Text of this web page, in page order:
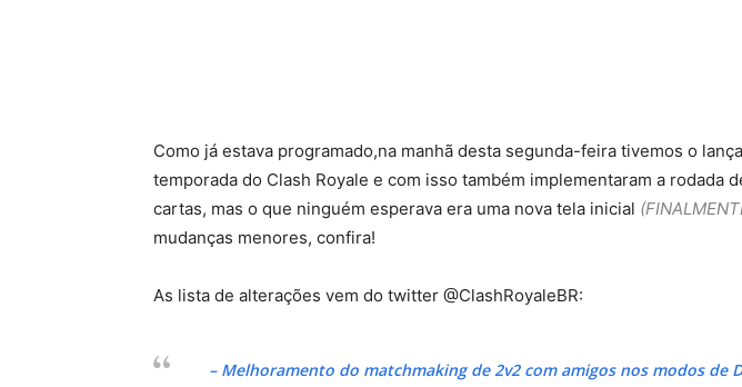
Como já estava programado,na manhã desta segunda-feira tivemos o
temporada do Clash Royale e com isso também implementaram a rodada
cartas, mas o que ninguém esperava era uma nova tela inicial
mudanças menores, confira!
As lista de alterações vem do twitter @ClashRoyaleBR:
– Melhoramento do matchmaking de 2v2 com amigos nos modos de